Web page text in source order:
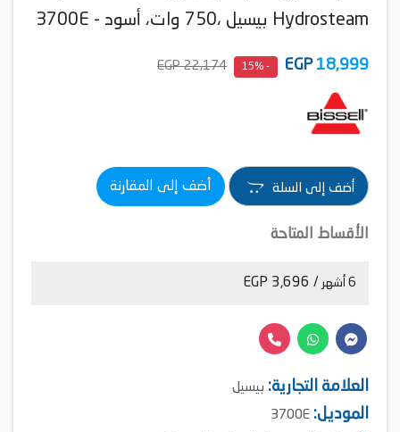
Hydrosteam بيسيل ،750 وات، أسود - 3700E
18,999
EGP
- 15%
22,174 EGP
أضف إلى السلة أضف إلى المقارنة
الأقساط المتاحة
6 أشهر / 3,696 EGP
العلامة التجارية: بيسيل
الموديل: